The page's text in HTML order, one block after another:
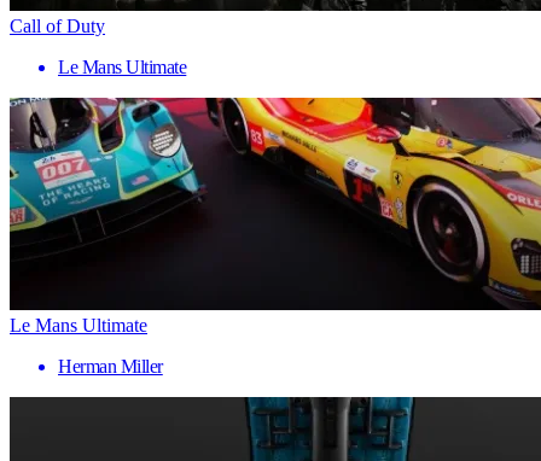
Call of Duty
Le Mans Ultimate
Le Mans Ultimate
Herman Miller